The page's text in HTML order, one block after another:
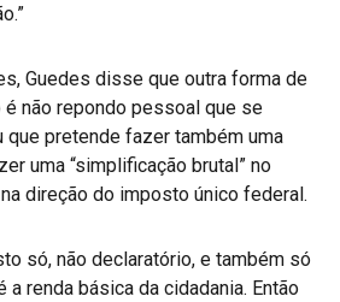
Guedes disse que outra forma de
é não repondo pessoal que se
que pretende fazer também uma
uma “simplificação brutal” no
direção do imposto único federal.
só, não declaratório, e também só
a renda básica da cidadania. Então